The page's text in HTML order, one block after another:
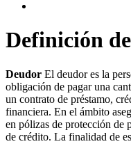
Definición
Deudor El deudor es la
obligación de pagar una
un contrato de préstamo,
financiera. En el ámbito
en pólizas de protección de
de crédito. La finalidad de